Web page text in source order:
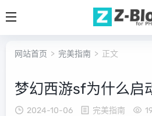
网站首页 > 完美指南 > 正文
梦幻西游sf为什么启
2024-10-06 完美指南